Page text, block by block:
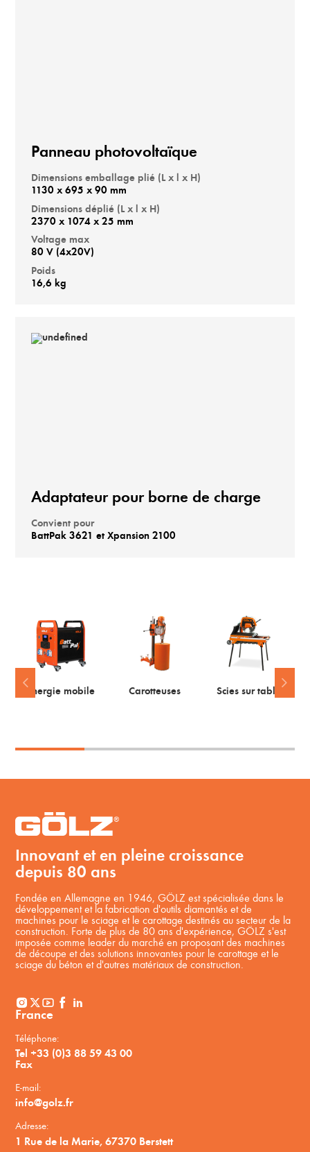
Panneau photovoltaïque
Dimensions emballage plié (L x l x H)
1130 x 695 x 90 mm
Dimensions déplié (L x l x H)
2370 x 1074 x 25 mm
Voltage max
80 V (4x20V)
Poids
16,6 kg
Adaptateur pour borne de charge
Convient pour
BattPak 3621 et Xpansion 2100
Energie mobile Carotteuses Scies sur table
Innovant et en pleine croissance
depuis 80 ans
Fondée en Allemagne en 1946, GÖLZ est spécialisée dans le
développement et la fabrication d'outils diamantés et de
machines pour le sciage et le carottage destinés au secteur de la
construction. Forte de plus de 80 ans d'expérience, GÖLZ s'est
imposée comme leader du marché en proposant des machines
de découpe et des solutions innovantes pour le carottage et le
sciage du béton et d'autres matériaux de construction.
France
Téléphone:
Tel +33 (0)3 88 59 43 00
Fax
E-mail:
info@golz.fr
Adresse:
1 Rue de la Marie, 67370 Berstett